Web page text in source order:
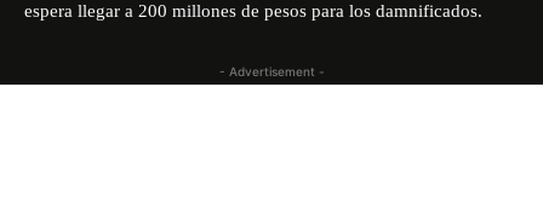
espera llegar a 200 millones de pesos para los damnificados.
- Advertisement -